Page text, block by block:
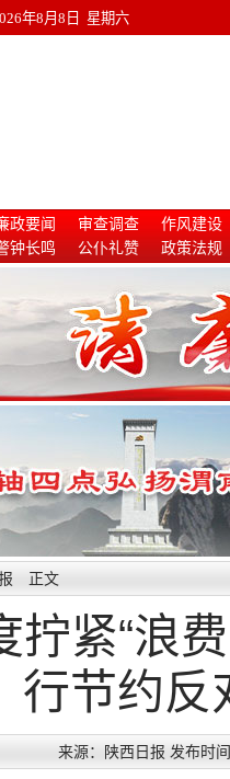
年8月8日 星期六
政要闻 审查调查
作风建设
钟长鸣 公仆礼赞
政策法规
正文
拧紧“浪
行节约反
来源：陕西日报 发布时